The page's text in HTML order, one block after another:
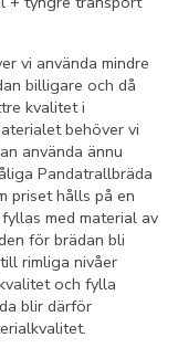
vi använda mindre
billigare och då
kvalitet i
behöver vi
använda ännu
Pandatrallbräda
priset hålls på en
med material av
för brädan bli
rimliga nivåer
och fylla
blir därför